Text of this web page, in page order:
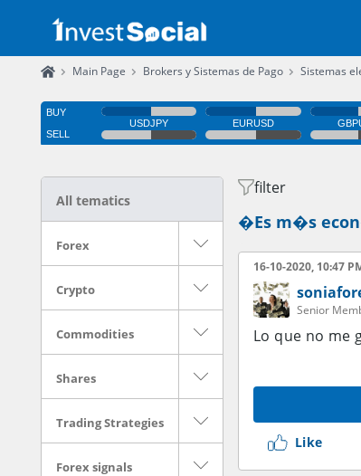
Main Page Brokers y Sistemas de Pago Sistemas
All tematics
Forex
Crypto
Commodities
Shares
Trading Strategies
Forex signals
filter
�Es m�s
16-10-2020, 10:47
Senior
Lo que no me
Like